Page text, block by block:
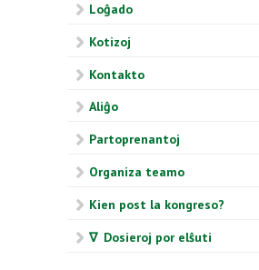
Loĝado
Kotizoj
Kontakto
Aliĝo
Partoprenantoj
Organiza teamo
Kien post la kongreso?
∇ Dosieroj por elŝuti